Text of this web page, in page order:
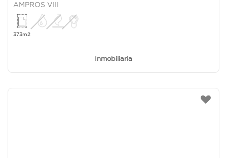
AMPROS VIII
373m2
Inmobiliaria